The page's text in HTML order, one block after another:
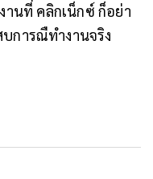
นที่ คลิกเน็กซ์ ก็อย่า
บการณืทำงานจริง